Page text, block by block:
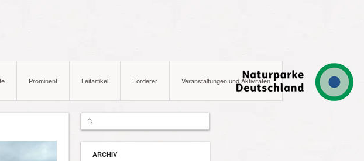
Prominent Leitartikel Förderer Veranstaltungen und Aktivitäten
ARCHIV